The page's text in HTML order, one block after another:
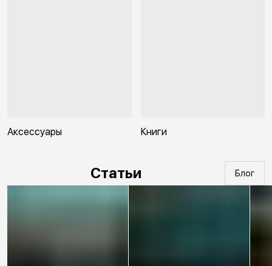
Аксессуары Книги
Статьи Блог